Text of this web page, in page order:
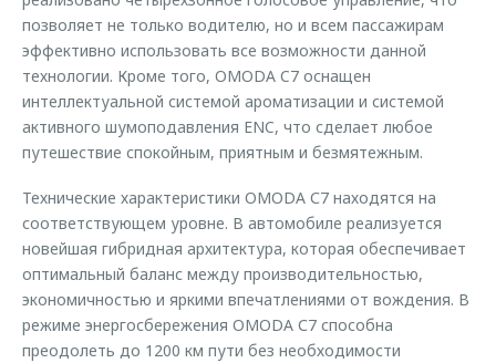
позволяет не только водителю, но и всем пассажирам
эффективно использовать все возможности данной
технологии. Кроме того, OMODA C7 оснащен
интеллектуальной системой ароматизации и системой
активного шумоподавления ENC, что сделает любое
путешествие спокойным, приятным и безмятежным.
Технические характеристики OMODA С7 находятся на
соответствующем уровне. В автомобиле реализуется
новейшая гибридная архитектура, которая обеспечивает
оптимальный баланс между производительностью,
экономичностью и яркими впечатлениями от вождения. В
режиме энергосбережения OMODA С7 способна
преодолеть до 1200 км пути без необходимости